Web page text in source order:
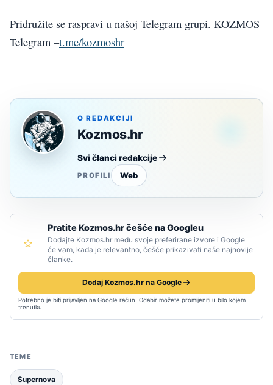
Pridružite se raspravi u našoj Telegram grupi. KOZMOS
Telegram –t.me/kozmoshr
O REDAKCIJI
Kozmos.hr
Svi članci redakcije
PROFILI Web
Pratite Kozmos.hr češće na Googleu
Dodajte Kozmos.hr među svoje preferirane izvore i Google
će vam, kada je relevantno, češće prikazivati naše najnovije
članke.
Dodaj Kozmos.hr na Google
Potrebno je biti prijavljen na Google račun. Odabir možete promijeniti u bilo kojem
trenutku.
TEME
Supernova